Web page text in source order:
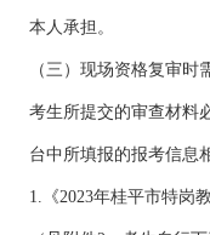
本人承担。
（三）现场资格复审时
考生所提交的审查材料
台中所填报的报考信息
1.《2023年桂平市特岗